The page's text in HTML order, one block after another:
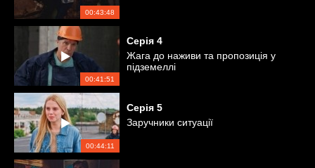
00:43:48
00:41:51
Серія 4
Жага до наживи та пропозиція у
підземеллі
00:44:11
Серія 5
Заручники ситуації